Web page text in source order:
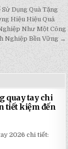
Dụng Quà Tặng
Hiệu Hiệu Quả
Như Một Công
Nghiệp Bền Vững →
quay tay chi
tiết kiệm đến
2026 chi tiết: